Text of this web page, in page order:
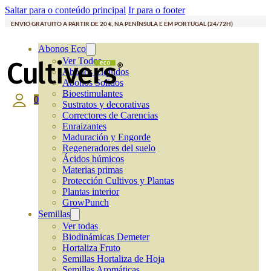
Saltar para o conteúdo principal Ir para o footer
ENVIO GRATUITO A PARTIR DE 20 €, NA PENÍNSULA E EM PORTUGAL (24/72H)
Abonos Eco
Ver Todos
Abonos Líquidos
Abonos Solidos
Bioestimulantes
Sustratos y decorativas
Correctores de Carencias
Enraizantes
Maduración y Engorde
Regeneradores del suelo
Ácidos húmicos
Materias primas
Protección Cultivos y Plantas
Plantas interior
GrowPunch
Semillas
Ver todas
Biodinámicas Demeter
Hortaliza Fruto
Semillas Hortaliza de Hoja
0